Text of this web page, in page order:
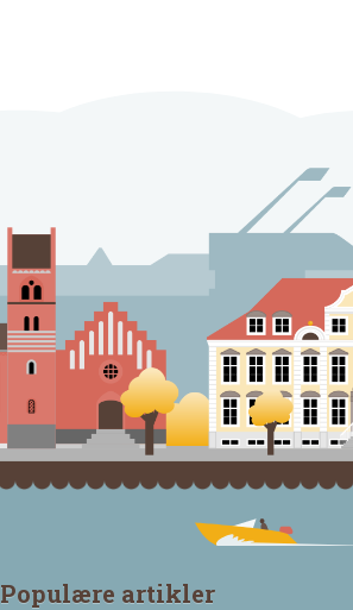
Populære artikler